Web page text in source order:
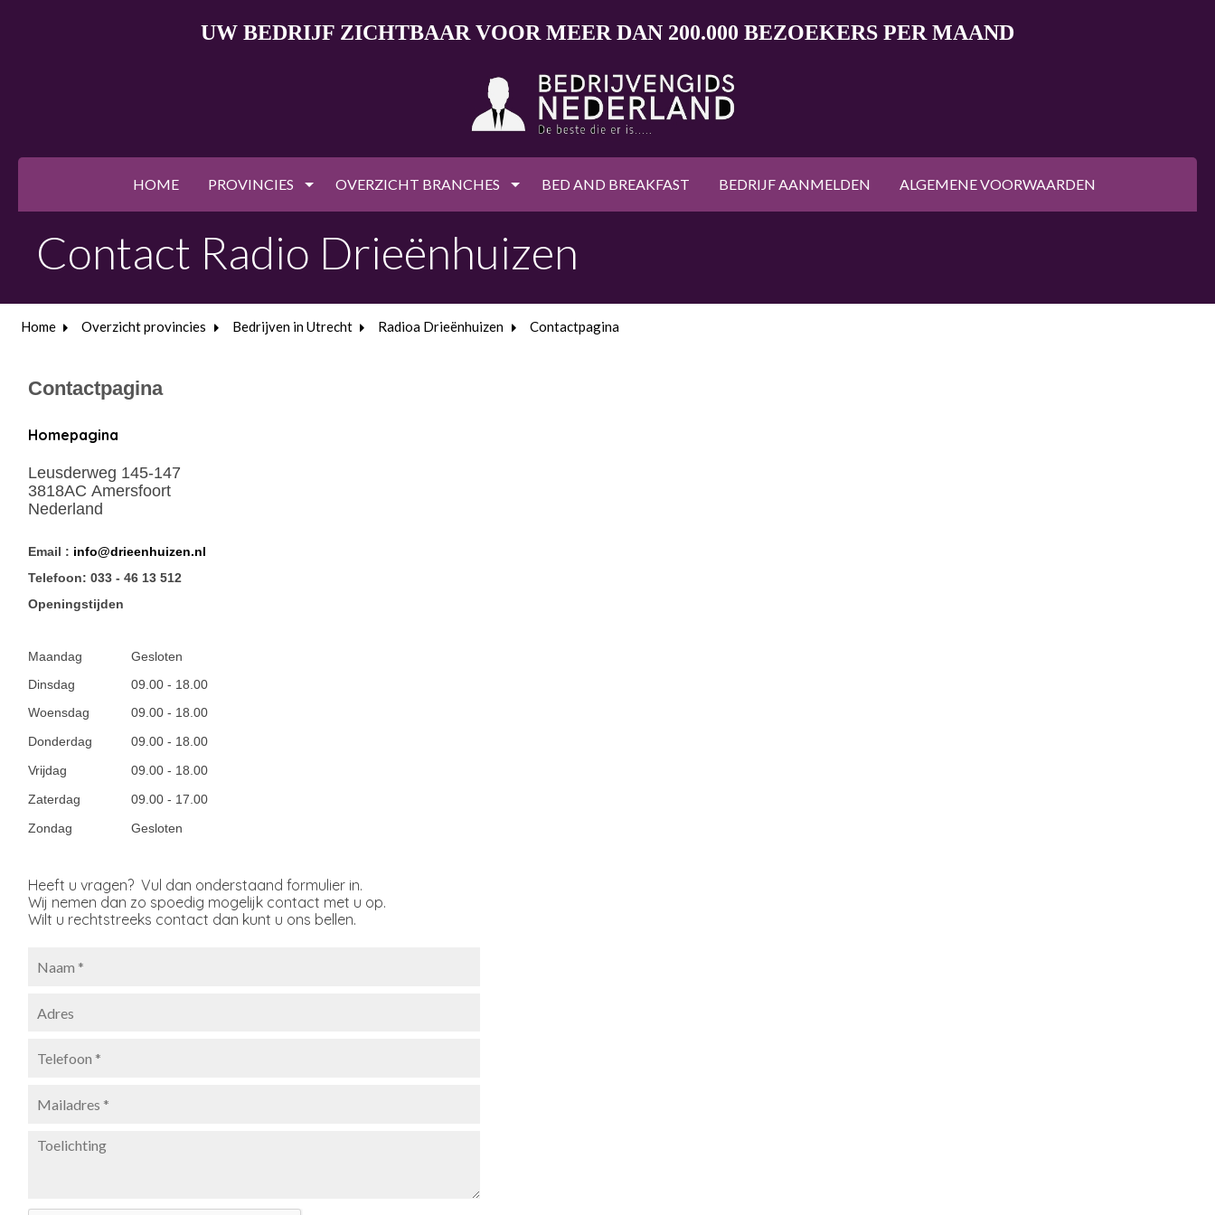
UW BEDRIJF ZICHTBAAR VOOR MEER DAN 200.000 BEZOEKERS PER MAAND
HOME PROVINCIES OVERZICHT BRANCHES BED AND BREAKFAST BEDRIJF AANMELDEN ALGEMENE VOORWAARDEN
Contact Radio Drieënhuizen
Home Overzicht provincies Bedrijven in Utrecht Radioa Drieënhuizen Contactpagina
Contactpagina
Homepagina
Leusderweg 145-147
3818AC Amersfoort
Nederland
Email : info@drieenhuizen.nl
Telefoon: 033 - 46 13 512
Openingstijden
Maandag
Gesloten
Dinsdag
09.00 - 18.00
Woensdag
09.00 - 18.00
Donderdag
09.00 - 18.00
Vrijdag
09.00 - 18.00
Zaterdag
09.00 - 17.00
Zondag
Gesloten
Heeft u vragen? Vul dan onderstaand formulier in.
Wij nemen dan zo spoedig mogelijk contact met u op.
Wilt u rechtstreeks contact dan kunt u ons bellen.